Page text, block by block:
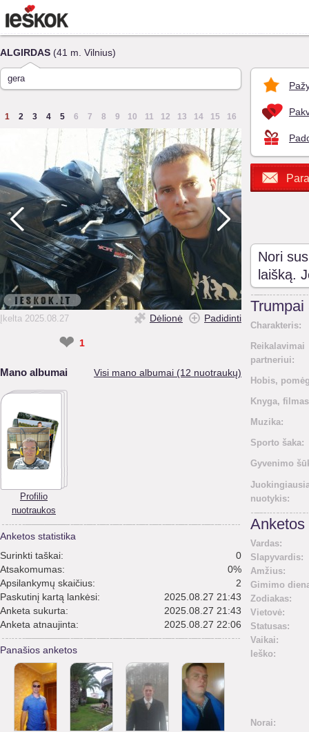
ALGIRDAS (41 m. Vilnius)
gera
1 2 3 4 5 6 7 8 9 10 11 12 13 14 15 16
Įkelta 2025.08.27 Dėlionė Padidinti
❤ 1
Mano albumai Visi mano albumai (12 nuotraukų)
Profilio
nuotraukos
Anketos statistika
Surinkti taškai:
0
Atsakomumas:
0%
Apsilankymų skaičius:
2
Paskutinį kartą lankėsi:
2025.08.27 21:43
Anketa sukurta:
2025.08.27 21:43
Anketa atnaujinta:
2025.08.27 22:06
Panašios anketos
Nori
laišką.
Trumpai
Charakteris:
Reikalavimai
partneriui:
Hobis,
Knyga,
Muzika:
Sporto šaka:
Gyvenimo
nuotykis:
Anketos
Vardas:
Slapyvardis:
Amžius:
Gimimo
Zodiakas:
Vietovė:
Statusas:
Vaikai:
Ieško:
Norai: